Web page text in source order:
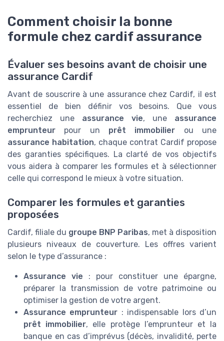
Comment choisir la bonne
formule chez cardif assurance
Évaluer ses besoins avant de choisir une
assurance Cardif
Avant de souscrire à une assurance chez Cardif, il est
essentiel de bien définir vos besoins. Que vous
recherchiez une assurance vie, une assurance
emprunteur pour un prêt immobilier ou une
assurance habitation, chaque contrat Cardif propose
des garanties spécifiques. La clarté de vos objectifs
vous aidera à comparer les formules et à sélectionner
celle qui correspond le mieux à votre situation.
Comparer les formules et garanties
proposées
Cardif, filiale du groupe BNP Paribas, met à disposition
plusieurs niveaux de couverture. Les offres varient
selon le type d’assurance :
Assurance vie : pour constituer une épargne,
préparer la transmission de votre patrimoine ou
optimiser la gestion de votre argent.
Assurance emprunteur : indispensable lors d’un
prêt immobilier, elle protège l’emprunteur et la
banque en cas d’imprévus (décès, invalidité, perte